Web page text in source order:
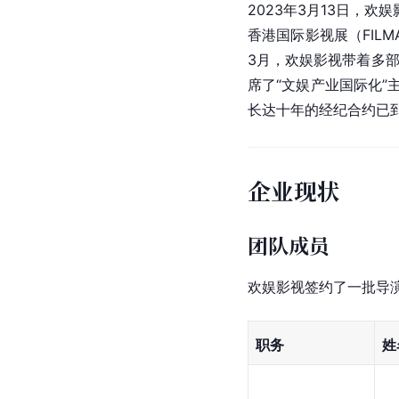
2023年3月13日，欢娱
香港国际影视展（
3月，欢娱影视带着多
席了“文娱产业国际化”
长达十年的经纪合约已
企业现状
团队成员
欢娱影视签约了一批导
职务